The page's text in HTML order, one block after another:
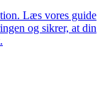
Læs vores guide
og sikrer, at din